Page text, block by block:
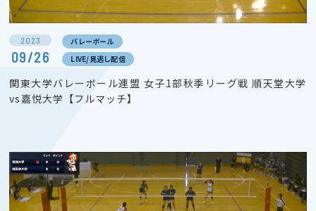
2023
09/26
バレーボール
LIVE/見逃し配信
関東大学バレーボール連盟 女子1部秋季リーグ戦 順天堂大学
vs嘉悦大学【フルマッチ】